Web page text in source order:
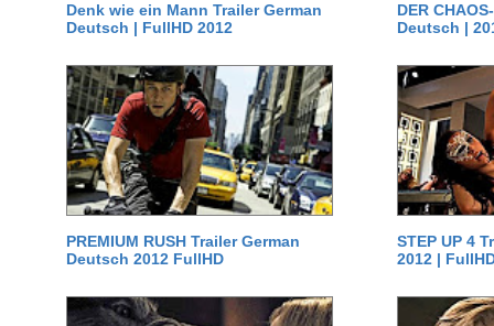
Denk wie ein Mann Trailer German
Deutsch | FullHD 2012
DER
Deutsch |
PREMIUM RUSH Trailer German
Deutsch 2012 FullHD
STEP UP 4
2012 |